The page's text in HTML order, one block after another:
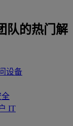
队的热门解
设备
全
IT